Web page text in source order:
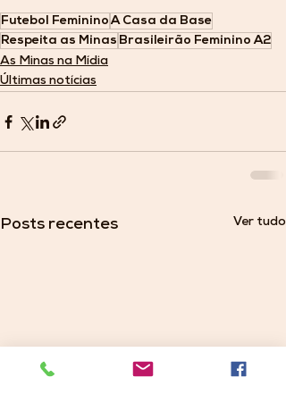
Futebol Feminino A Casa da Base
Respeita as Minas Brasileirão Feminino A2
As Minas na Mídia
Últimas notícias
Posts recentes Ver tudo